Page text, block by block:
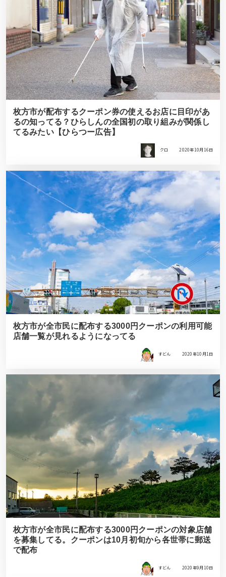
枚方市が配布するクーポン券の使えるお店に目印があ
るの知ってる？ひらしんの全国初の取り組みが関係し
てるみたい【ひらつー広告】
クロ 2020年10月16日
枚方市が全市民に配布する3000円クーポンの利用可能
店舗一覧が見れるようになってる
すどん 2020年10月1日
枚方市が全市民に配布する3000円クーポンの対象店舗
を募集してる。クーポンは10月初旬から各世帯に郵送
で配布
すどん 2020年9月10日